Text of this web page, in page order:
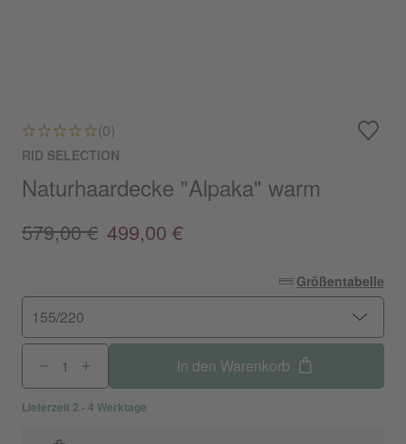
(0)
RID SELECTION
Naturhaardecke "Alpaka" warm
579,00 € 499,00 €
Größentabelle
155/220
In den Warenkorb
Lieferzeit 2 - 4 Werktage